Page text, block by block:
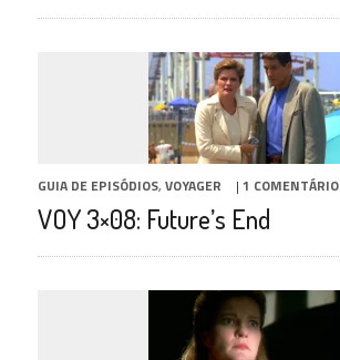
GUIA DE EPISÓDIOS, VOYAGER | 1 COMENTÁRIO
VOY 3×08: Future’s End